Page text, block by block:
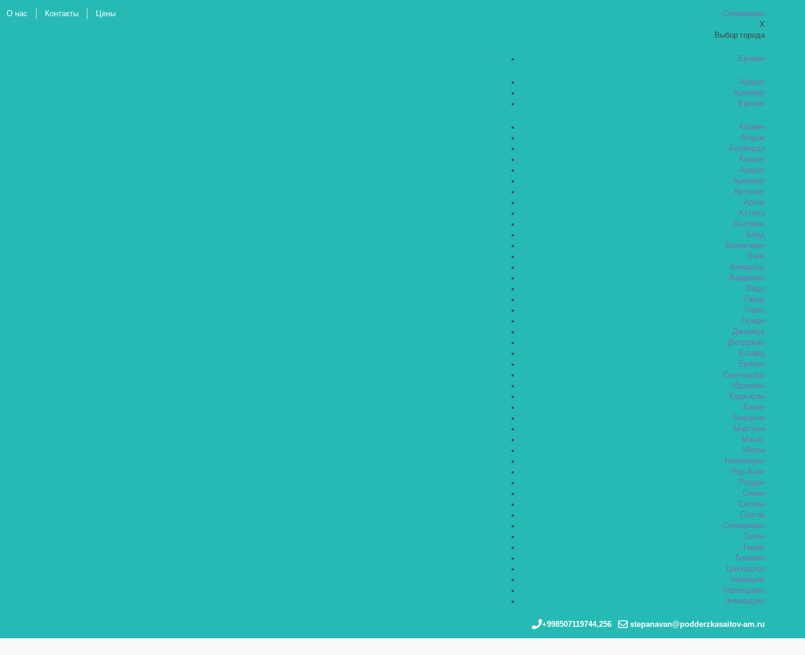
Степанаван
X
Выбор города
Ереван
Арарат
Армавир
Ереван
Абовян
Агарак
Алаверди
Апаран
Арарат
Армавир
Арташат
Артик
Ахтала
Аштарак
Берд
Бюрегаван
Вайк
Ванадзор
Варденис
Веди
Гавар
Горис
Гюмри
Джермук
Дилиджан
Егвард
Ереван
Ехегнадзор
Иджеван
Каджаран
Капан
Маралик
Мартуни
Масис
Мегри
Ноемберян
Нор-Ачин
Раздан
Севан
Сисиан
Спитак
Степанаван
Талин
Ташир
Туманян
Цахкадзор
Чамбарак
Чаренцаван
Эчмиадзин
+998507119744,256 stepanavan@podderzkasaitov-am.ru
О нас Контакты Цены